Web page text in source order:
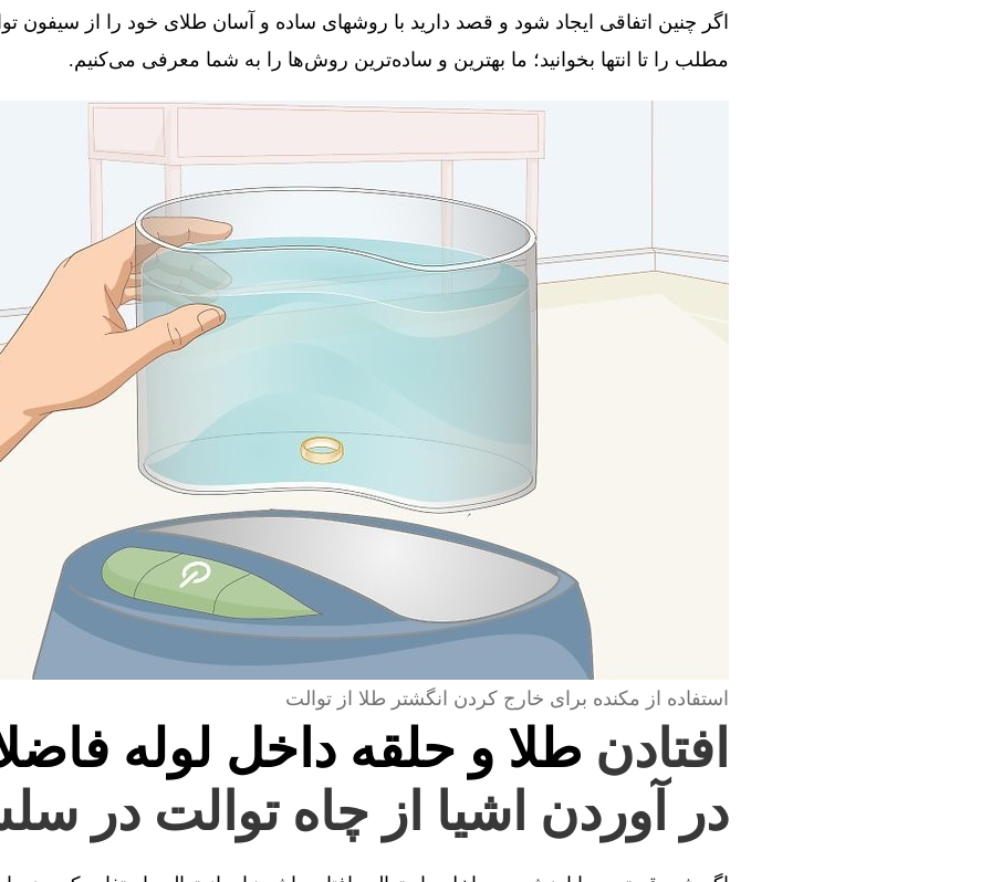
اگر چنین اتفاقی ایجاد شود و قصد دارید با روشهای ساده و آسان طلای خود را از سیفون
مطلب را تا انتها بخوانید؛ ما بهترین و ساده‌ترین روش‌ها را به شما معرفی می‌کنیم.
استفاده از مکنده برای خارج کردن انگشتر طلا از توالت
افتادن طلا و حلقه داخل لوله
در آوردن اشیا از چاه توالت در